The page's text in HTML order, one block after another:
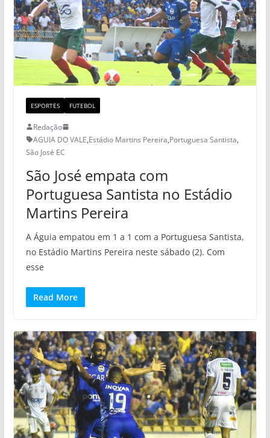
ESPORTES FUTEBOL
Redação
AGUIA DO VALE,Estádio Martins Pereira,Portuguesa Santista,
São José EC
São José empata com
Portuguesa Santista no Estádio
Martins Pereira
A Águia empatou em 1 a 1 com a Portuguesa Santista,
no Estádio Martins Pereira neste sábado (2). Com
esse
Read More